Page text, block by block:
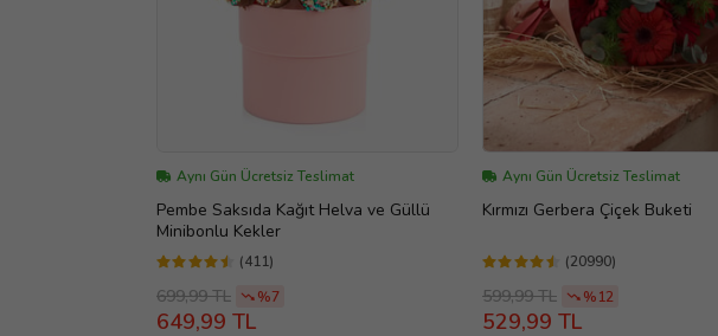
Aynı Gün Ücretsiz Teslimat
Pembe Saksıda Kağıt Helva ve Güllü
Minibonlu Kekler
(411)
699,99 TL %7
649,99 TL
Aynı Gün Ücretsiz Teslimat
Kırmızı Gerbera Çiçek Buketi
(20990)
599,99 TL %12
529,99 TL